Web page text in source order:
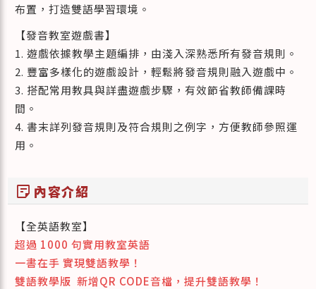
布置，打造雙語學習環境。
【發音教室遊戲書】
1. 遊戲依據教學主題編排，由淺入深熟悉所有發音規則。
2. 豐富多樣化的遊戲設計，輕鬆將發音規則融入遊戲中。
3. 搭配常用教具與詳盡遊戲步驟，有效節省教師備課時
間。
4. 書末詳列發音規則及符合規則之例字，方便教師參照運
用。
sticky_note_2 內容介紹
【全英語教室】
超過 1000 句實用教室英語
一書在手 實現雙語教學！
雙語教學版 新增QR CODE音檔，提升雙語教學！